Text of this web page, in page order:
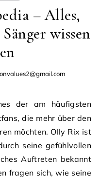
– Alles,
wissen
der am häufigsten
die mehr über den
möchten. Olly Rix ist
seine gefühlvollen
Auftreten bekannt
fragen sich, wie seine